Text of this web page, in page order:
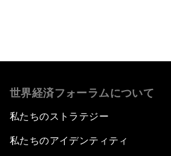
世界経済フォーラムについて
私たちのストラテジー
私たちのアイデンティティ